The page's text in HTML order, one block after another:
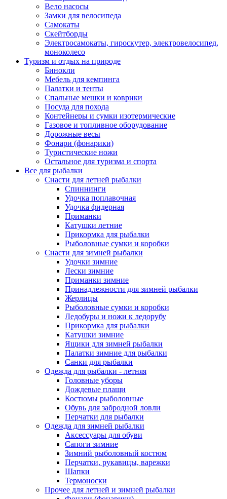
Вело насосы
Замки для велосипеда
Самокаты
Скейтборды
Электросамокаты, гироскутер, электровелосипед,
моноколесо
Туризм и отдых на природе
Бинокли
Мебель для кемпинга
Палатки и тенты
Спальные мешки и коврики
Посуда для похода
Контейнеры и сумки изотермические
Газовое и топливное оборудование
Дорожные весы
Фонари (фонарики)
Туристические ножи
Остальное для туризма и спорта
Все для рыбалки
Снасти для летней рыбалки
Спиннинги
Удочка поплавочная
Удочка фидерная
Приманки
Катушки летние
Прикормка для рыбалки
Рыболовные сумки и коробки
Снасти для зимней рыбалки
Удочки зимние
Лески зимние
Приманки зимние
Принадлежности для зимней рыбалки
Жерлицы
Рыболовные сумки и коробки
Ледобуры и ножи к ледорубу
Прикормка для рыбалки
Катушки зимние
Ящики для зимней рыбалки
Палатки зимние для рыбалки
Санки для рыбалки
Одежда для рыбалки - летняя
Головные уборы
Дождевые плащи
Костюмы рыболовные
Обувь для забродной ловли
Перчатки для рыбалки
Одежда для зимней рыбалки
Аксессуары для обуви
Сапоги зимние
Зимний рыболовный костюм
Перчатки, рукавицы, варежки
Шапки
Термоноски
Прочее для летней и зимней рыбалки